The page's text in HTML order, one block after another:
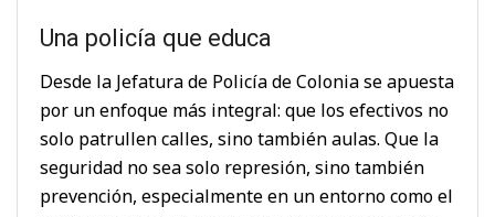
Una policía que educa
Desde la Jefatura de Policía de Colonia se apuesta
por un enfoque más integral: que los efectivos no
solo patrullen calles, sino también aulas. Que la
seguridad no sea solo represión, sino también
prevención, especialmente en un entorno como el